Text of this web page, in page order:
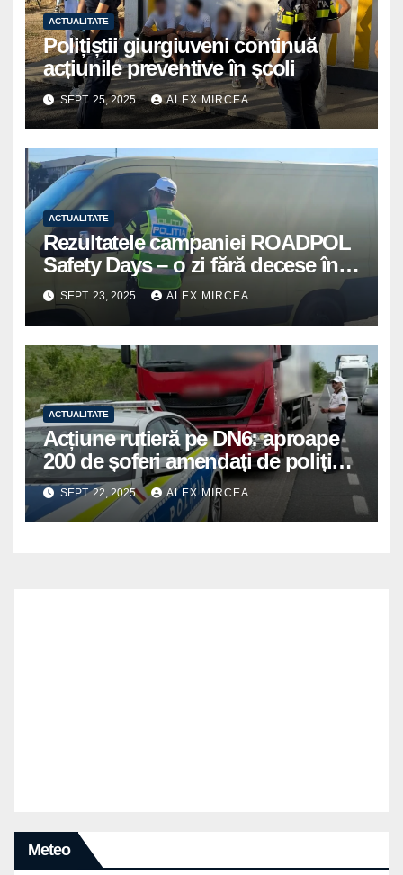
ACTUALITATE
Polițiștii giurgiuveni continuă
acțiunile preventive în școli
SEPT. 25, 2025 ALEX MIRCEA
ACTUALITATE
Rezultatele campaniei ROADPOL
Safety Days – o zi fără decese în
trafic
SEPT. 23, 2025 ALEX MIRCEA
ACTUALITATE
Acțiune rutieră pe DN6: aproape
200 de șoferi amendați de polițiștii
din Mihăilești
SEPT. 22, 2025 ALEX MIRCEA
Meteo